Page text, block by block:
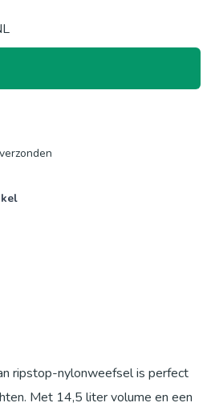
ripstop-nylonweefsel is perfect
Met 14,5 liter volume en een